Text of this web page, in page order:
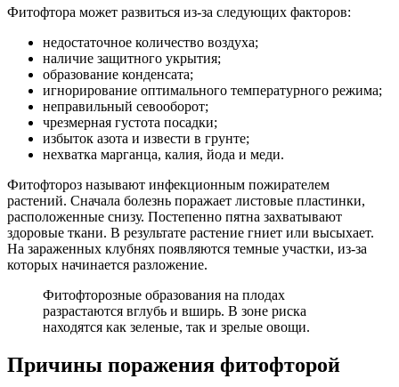
Фитофтора может развиться из-за следующих факторов:
недостаточное количество воздуха;
наличие защитного укрытия;
образование конденсата;
игнорирование оптимального температурного режима;
неправильный севооборот;
чрезмерная густота посадки;
избыток азота и извести в грунте;
нехватка марганца, калия, йода и меди.
Фитофтороз называют инфекционным пожирателем
растений. Сначала болезнь поражает листовые пластинки,
расположенные снизу. Постепенно пятна захватывают
здоровые ткани. В результате растение гниет или высыхает.
На зараженных клубнях появляются темные участки, из-за
которых начинается разложение.
Фитофторозные образования на плодах
разрастаются вглубь и вширь. В зоне риска
находятся как зеленые, так и зрелые овощи.
Причины поражения фитофторой